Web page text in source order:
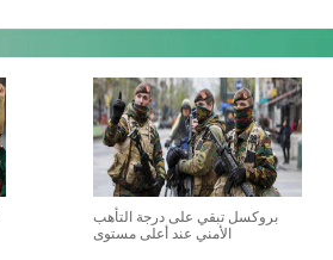
بروكسل تبقي على درجة التأهب
الأمني عند أعلى مستوى